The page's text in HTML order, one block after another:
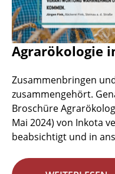
Agrarökologie
Zusammenbringen
zusammengehört.
Broschüre
Mai 2024) von Inkota
beabsichtigt und in